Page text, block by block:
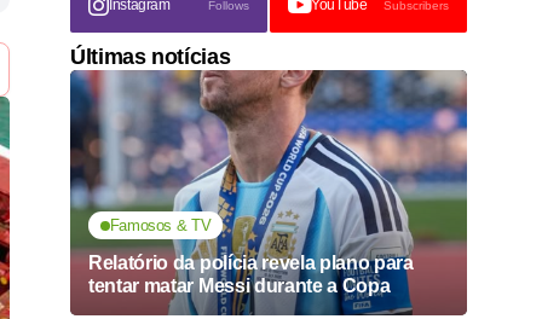
Instagram Follows YouTube Subscribers
Últimas notícias
Famosos & TV
Relatório da polícia revela plano para
tentar matar Messi durante a Copa